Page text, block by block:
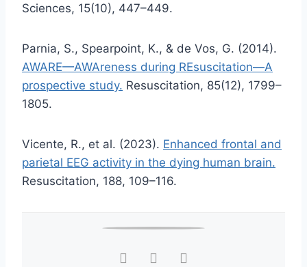
Sciences, 15(10), 447–449.
Parnia, S., Spearpoint, K., & de Vos, G. (2014).
AWARE—AWAreness during REsuscitation—A
prospective study. Resuscitation, 85(12), 1799–
1805.
Vicente, R., et al. (2023). Enhanced frontal and
parietal EEG activity in the dying human brain.
Resuscitation, 188, 109–116.